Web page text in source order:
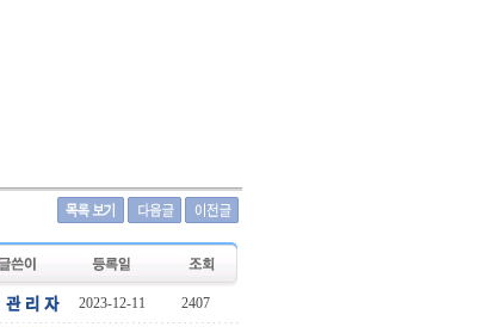
2023-12-11 2407